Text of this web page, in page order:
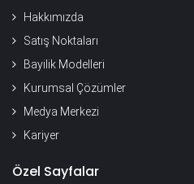
Hakkımızda
Satış Noktaları
Bayilik Modelleri
Kurumsal Çözümler
Medya Merkezi
Kariyer
Özel Sayfalar